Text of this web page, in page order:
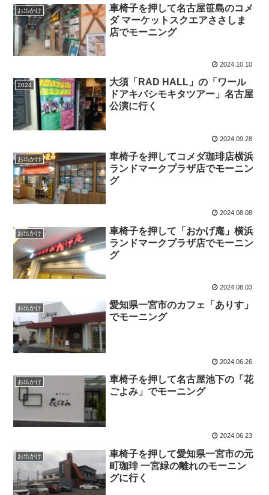
お出かけ
車椅子を押して名古屋笹島のコメ
ダ マーケットスクエアささしま
店でモーニング
2024.10.10
2024
大須「RAD HALL」の「ワール
ドアキバシモキタツアー」名古屋
公演に行く
2024.09.28
お出かけ
車椅子を押してコメダ珈琲店横浜
ランドマークプラザ店でモーニン
グ
2024.08.08
お出かけ
車椅子を押して「おかげ庵」横浜
ランドマークプラザ店でモーニン
グ
2024.08.03
お出かけ
愛知県一宮市のカフェ「ありす」
でモーニング
2024.06.26
お出かけ
車椅子を押して名古屋池下の「花
ごよみ」でモーニング
2024.06.23
お出かけ
車椅子を押して愛知県一宮市の元
町珈琲 一宮緑の離れのモーニン
グに行く